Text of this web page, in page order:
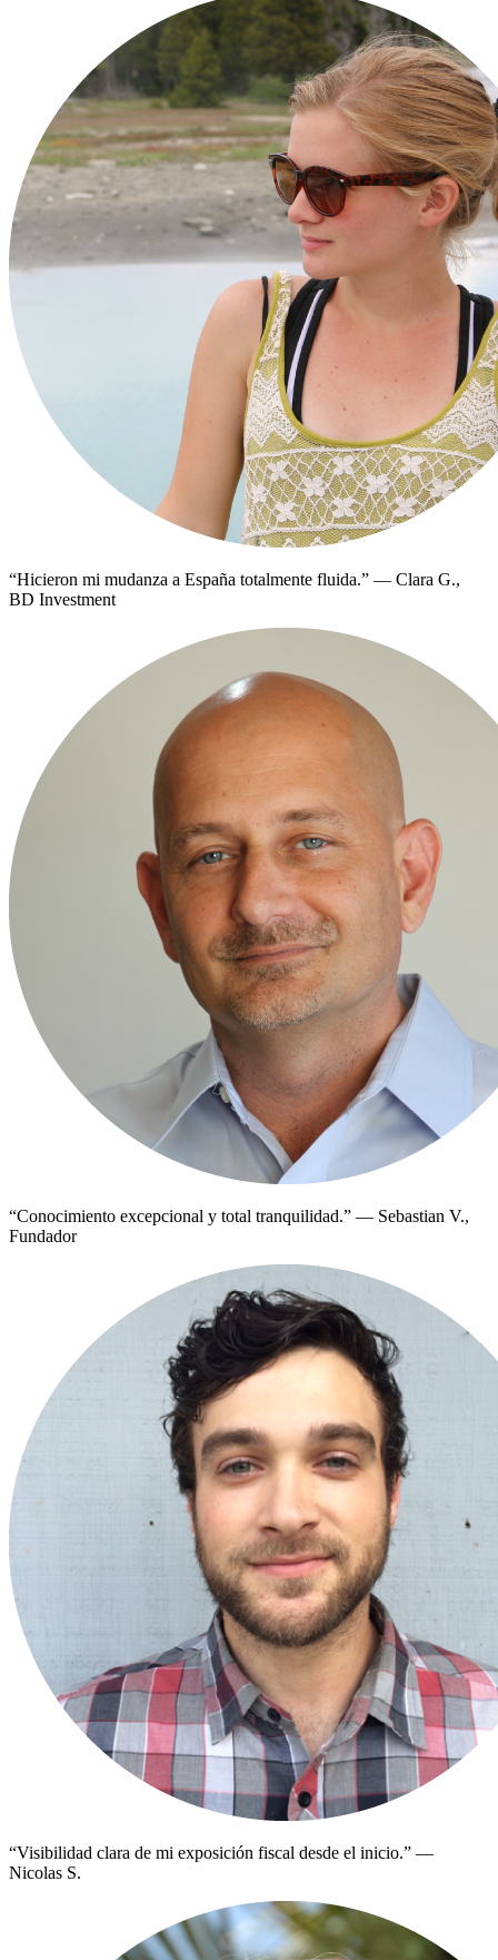
“Hicieron mi mudanza a España totalmente fluida.” — Clara G.,
BD Investment
“Conocimiento excepcional y total tranquilidad.” — Sebastian V.,
Fundador
“Visibilidad clara de mi exposición fiscal desde el inicio.” —
Nicolas S.